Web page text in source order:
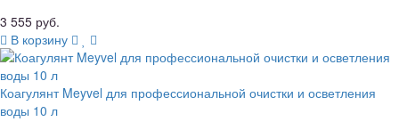
3 555 руб.
В корзину
Коагулянт Meyvel для профессиональной очистки и осветления
воды 10 л